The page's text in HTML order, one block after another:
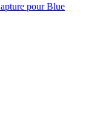
pour Blue